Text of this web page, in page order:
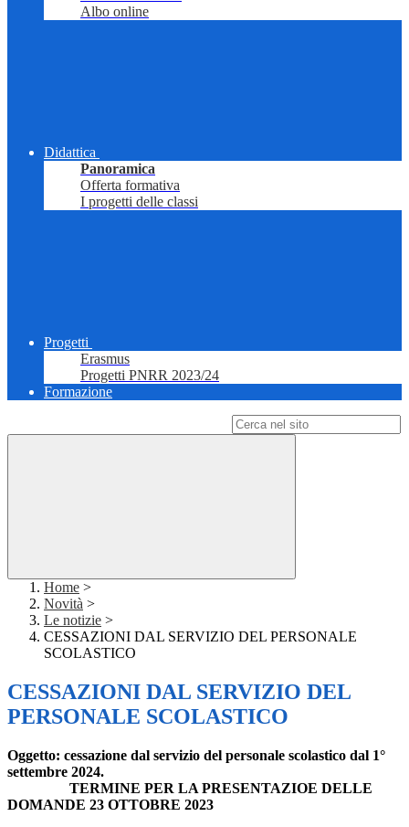
Albo online
Didattica
Panoramica
Offerta formativa
I progetti delle classi
Progetti
Erasmus
Progetti PNRR 2023/24
Formazione
Home >
Novità >
Le notizie >
CESSAZIONI DAL SERVIZIO DEL PERSONALE
SCOLASTICO
CESSAZIONI DAL SERVIZIO DEL
PERSONALE SCOLASTICO
Oggetto: cessazione dal servizio del personale scolastico dal 1°
settembre 2024.
TERMINE PER LA PRESENTAZIOE DELLE
DOMANDE 23 OTTOBRE 2023